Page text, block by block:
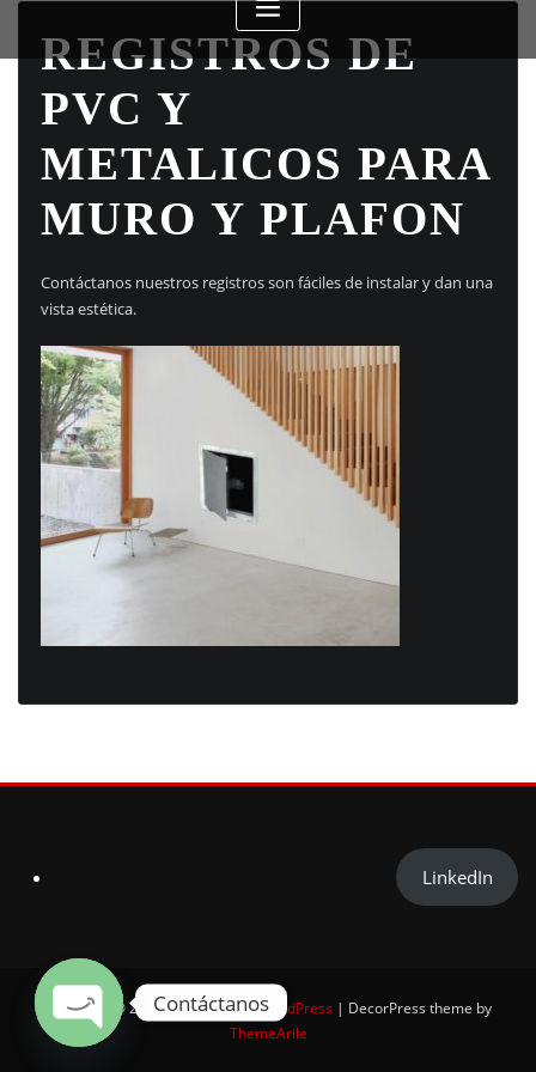
REGISTROS DE
PVC Y
METALICOS PARA
MURO Y PLAFON
Contáctanos nuestros registros son fáciles de instalar y dan una
vista estética.
LinkedIn
Copyright © 2025 | Powered byWordPress | DecorPress theme by
ThemeArile
Contáctanos
Open chaty